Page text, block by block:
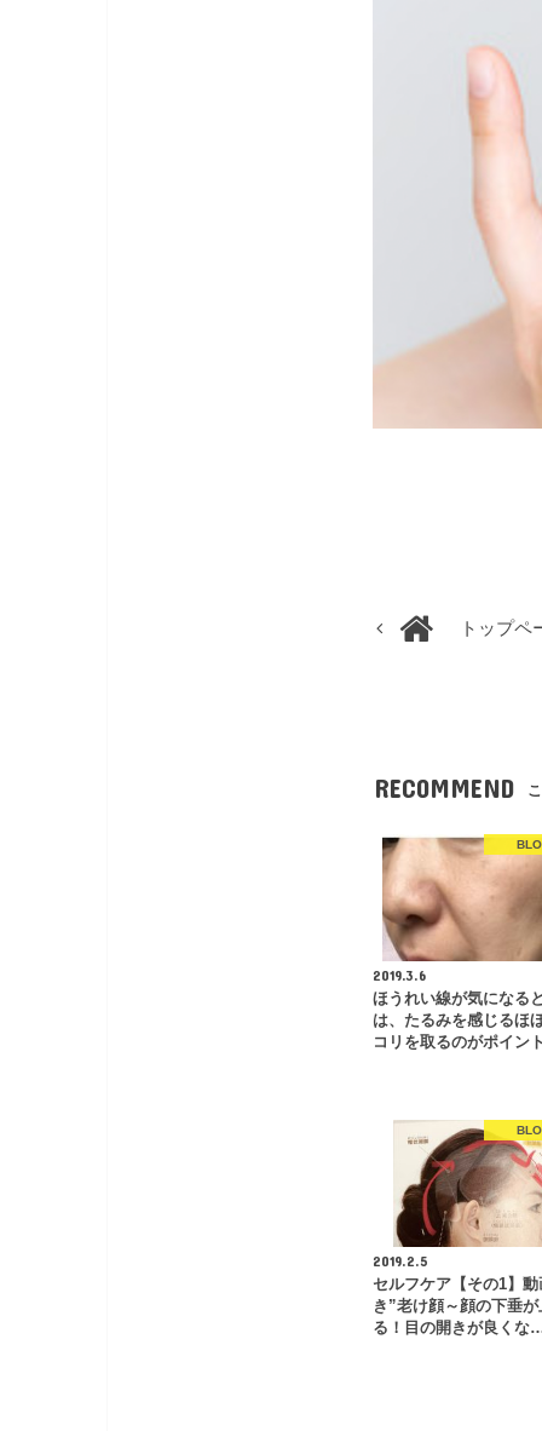
トップペ
RECOMMEND
2019.3.6
ほうれい線が気になる
は、たるみを感じるほ
コリを取るのがポイン
2019.2.5
セルフケア【その1】動
き”老け顔～顔の下垂が
る！目の開きが良くな